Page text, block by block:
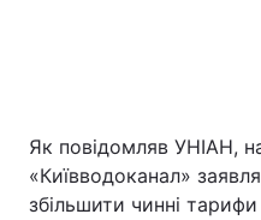
Як повідомляв УНІАН,
«Київводоканал»
збільшити чинні